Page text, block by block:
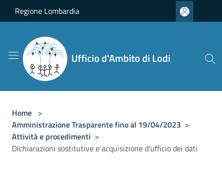
Salta al contenuto principale
Regione Lombardia
Ufficio d'Ambito di Lodi
Home >
Amministrazione Trasparente fino al 19/04/2023 >
Attività e procedimenti >
Dichiarazioni sostitutive e acquisizione d'ufficio dei dati